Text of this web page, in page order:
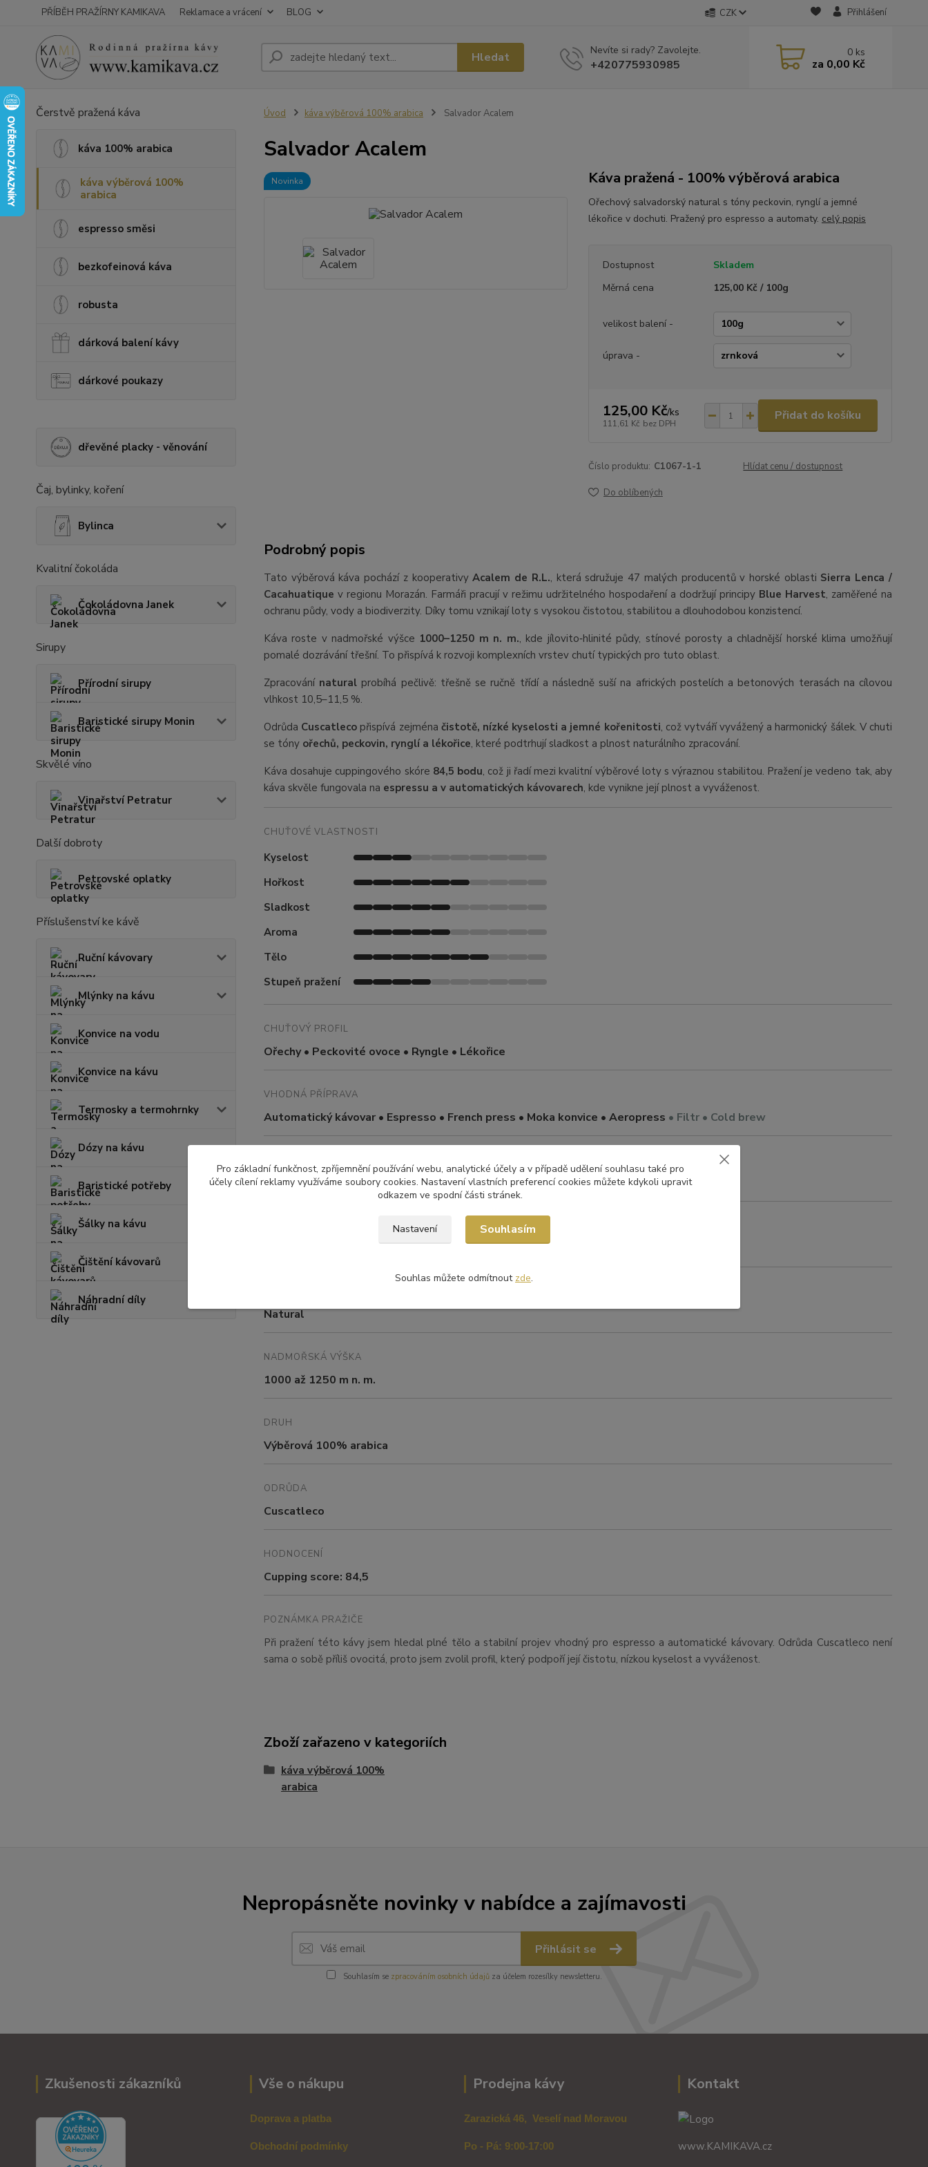
PŘÍBĚH PRAŽÍRNY KAMIKAVA Reklamace a vrácení BLOG CZK Přihlášení
Hledat Nevíte si rady? Zavolejte.
+420775930985
0 ks
za 0,00 Kč
Čerstvě pražená káva
káva 100% arabica
káva výběrová 100%
arabica
espresso směsi
bezkofeinová káva
robusta
dárková balení kávy
dárkové poukazy
dřevěné placky - věnování
Čaj, bylinky, koření
Bylinca
Kvalitní čokoláda
Čokoládovna Janek
Sirupy
Přírodní sirupy
Baristické sirupy Monin
Skvělé víno
Vinařství Petratur
Další dobroty
Petrovské oplatky
Příslušenství ke kávě
Ruční kávovary
Mlýnky na kávu
Konvice na vodu
Konvice na kávu
Termosky a termohrnky
Dózy na kávu
Baristické potřeby
Šálky na kávu
Čištění kávovarů
Náhradní díly
Úvod káva výběrová 100% arabica Salvador Acalem
Salvador Acalem
Novinka Káva pražená - 100% výběrová arabica
Ořechový salvadorský natural s tóny peckovin, rynglí a jemné
lékořice v dochuti. Pražený pro espresso a automaty. celý popis
Dostupnost
Skladem
Měrná cena
125,00 Kč / 100g
velikost balení -
úprava -
125,00 Kč/ks
111,61 Kč bez DPH
Přidat do košíku
Číslo produktu: C1067-1-1 Hlídat cenu / dostupnost
Do oblíbených
Podrobný popis
Tato výběrová káva pochází z kooperativyAcalem de R.L., která sdružuje 47 malých producentů v horské oblasti Sierra Lenca /
Cacahuatique v regionu Morazán. Farmáři pracují v režimu udržitelného hospodaření a dodržují principy Blue Harvest, zaměřené na
ochranu půdy, vody a biodiverzity. Díky tomu vznikají loty s vysokou čistotou, stabilitou a dlouhodobou konzistencí.
Káva roste v nadmořské výšce 1000–1250 m n. m., kde jílovito‑hlinité půdy, stínové porosty a chladnější horské klima umožňují
pomalé dozrávání třešní. To přispívá k rozvoji komplexních vrstev chutí typických pro tuto oblast.
Zpracování natural probíhá pečlivě: třešně se ručně třídí a následně suší na afrických postelích a betonových terasách na cílovou
vlhkost 10,5–11,5 %.
Odrůda Cuscatleco přispívá zejména čistotě, nízké kyselosti a jemné kořenitosti, což vytváří vyvážený a harmonický šálek. V chuti
se tóny ořechů, peckovin, rynglí a lékořice, které podtrhují sladkost a plnost naturálního zpracování.
Káva dosahuje cuppingového skóre 84,5 bodu, což ji řadí mezi kvalitní výběrové loty s výraznou stabilitou. Pražení je vedeno tak, aby
káva skvěle fungovala na espressu a v automatických kávovarech, kde vynikne její plnost a vyváženost.
CHUŤOVÉ VLASTNOSTI
Kyselost
Hořkost
Sladkost
Aroma
Tělo
Stupeň pražení
CHUŤOVÝ PROFIL
Ořechy • Peckovité ovoce • Ryngle • Lékořice
VHODNÁ PŘÍPRAVA
Automatický kávovar • Espresso • French press • Moka konvice • Aeropress • Filtr • Cold brew
Salvador – Morazán
Natural
NADMOŘSKÁ VÝŠKA
1000 až 1250 m n. m.
DRUH
Výběrová 100% arabica
ODRŮDA
Cuscatleco
HODNOCENÍ
Cupping score: 84,5
POZNÁMKA PRAŽIČE
Při pražení této kávy jsem hledal plné tělo a stabilní projev vhodný pro espresso a automatické kávovary. Odrůda Cuscatleco není
sama o sobě příliš ovocitá, proto jsem zvolil profil, který podpoří její čistotu, nízkou kyselost a vyváženost.
Zboží zařazeno v kategoriích
káva výběrová 100%
arabica
Nepropásněte novinky v nabídce a zajímavosti
Přihlásit se
Souhlasím se zpracováním osobních údajůza účelem rozesílky newsletteru.
Zkušenosti zákazníků Vše o nákupu
Doprava a platba
Obchodní podmínky
Prodejna kávy
Zarazická 46, Veselí nad Moravou
Po - Pá: 9:00-17:00
Kontakt
www.KAMIKAVA.cz
Pro základní funkčnost, zpříjemnění používání webu, analytické účely a v případě udělení souhlasu také pro
účely cílení reklamy využíváme soubory cookies. Nastavení vlastních preferencí cookies můžete kdykoli upravit
odkazem ve spodní části stránek.
Nastavení Souhlasím
Souhlas můžete odmítnout zde.